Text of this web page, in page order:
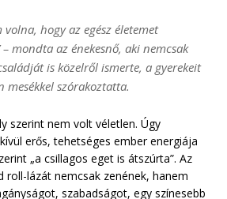
hogy az egész életemet
mondta az énekesnő, aki nemcsak
is közelről ismerte, a gyerekeit
mesékkel szórakoztatta.
szerint nem volt véletlen. Úgy
erős, tehetséges ember energiája
„a csillagos eget is átszúrta”. Az
roll-lázát nemcsak zenének, hanem
szabadságot, egy színesebb